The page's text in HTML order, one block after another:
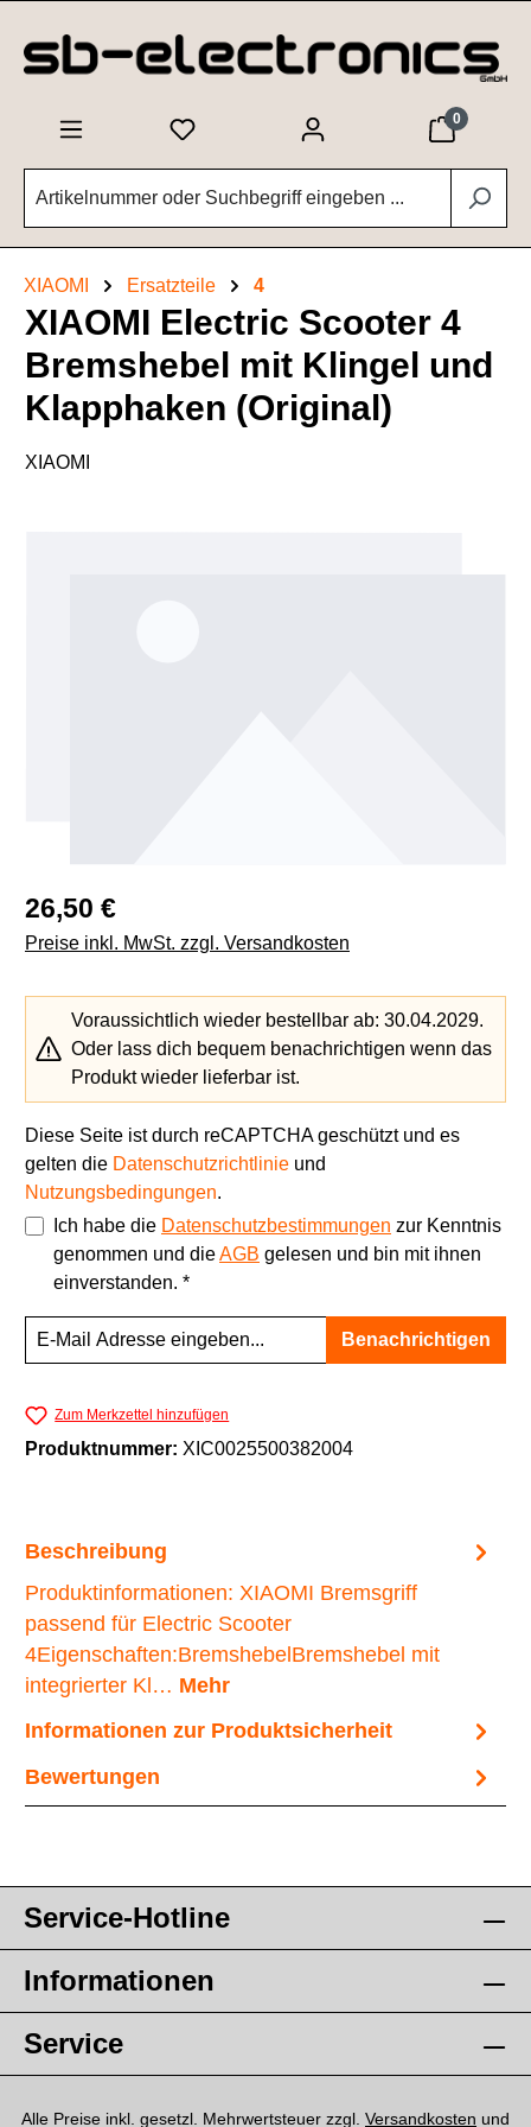
0
XIAOMI Ersatzteile 4
XIAOMI Electric Scooter 4
Bremshebel mit Klingel und
Klapphaken (Original)
XIAOMI
Regulärer Preis:
26,50 €
Preise inkl. MwSt. zzgl. Versandkosten
Voraussichtlich wieder bestellbar ab: 30.04.2029.
Oder lass dich bequem benachrichtigen wenn das
Produkt wieder lieferbar ist.
Diese Seite ist durch reCAPTCHA geschützt und es
gelten die Datenschutzrichtlinie und
Nutzungsbedingungen.
Ich habe die Datenschutzbestimmungen zur Kenntnis
genommen und dieAGB gelesen und bin mit ihnen
einverstanden. *
Benachrichtigen
Zum Merkzettel hinzufügen
Produktnummer: XIC0025500382004
Beschreibung
Produktinformationen: XIAOMI Bremsgriff
passend für Electric Scooter
4Eigenschaften:BremshebelBremshebel mit
integrierter Kl… Mehr
Informationen zur Produktsicherheit
Bewertungen
Service-Hotline
Informationen
Service
Alle Preise inkl. gesetzl. Mehrwertsteuer zzgl. Versandkosten und